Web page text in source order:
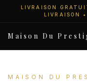
LIVRAISON
LIVRAISON
Maison Du
MAISON DU